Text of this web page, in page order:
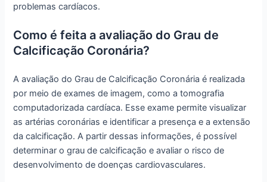
problemas cardíacos.
Como é feita a avaliação do Grau de
Calcificação Coronária?
A avaliação do Grau de Calcificação Coronária é realizada
por meio de exames de imagem, como a tomografia
computadorizada cardíaca. Esse exame permite visualizar
as artérias coronárias e identificar a presença e a extensão
da calcificação. A partir dessas informações, é possível
determinar o grau de calcificação e avaliar o risco de
desenvolvimento de doenças cardiovasculares.